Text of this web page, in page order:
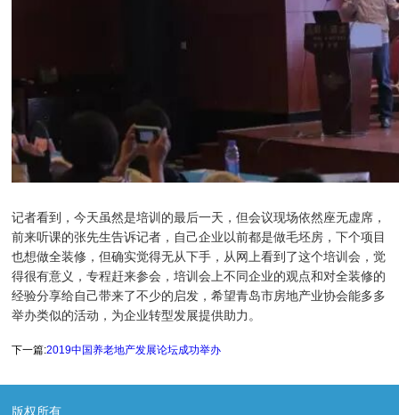
记者看到，今天虽然是培训的最后一天，但会议现场依然座无虚席，
前来听课的张先生告诉记者，自己企业以前都是做毛坯房，下个项目
也想做全装修，但确实觉得无从下手，从网上看到了这个培训会，觉
得很有意义，专程赶来参会，培训会上不同企业的观点和对全装修的
经验分享给自己带来了不少的启发，希望青岛市房地产业协会能多多
举办类似的活动，为企业转型发展提供助力。
下一篇:2019中国养老地产发展论坛成功举办
版权所有